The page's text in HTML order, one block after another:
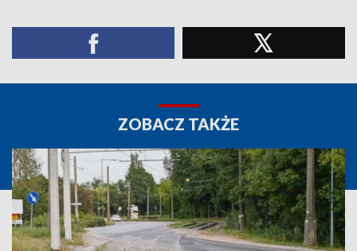
ZOBACZ TAKŻE